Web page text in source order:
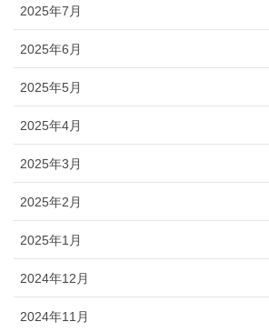
2025年7月
2025年6月
2025年5月
2025年4月
2025年3月
2025年2月
2025年1月
2024年12月
2024年11月